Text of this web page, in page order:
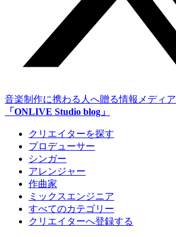
音楽制作に携わる人へ贈る情報メディア
「ONLIVE Studio blog」
クリエイターを探す
プロデューサー
シンガー
アレンジャー
作曲家
ミックスエンジニア
すべてのカテゴリー
クリエイターへ登録する